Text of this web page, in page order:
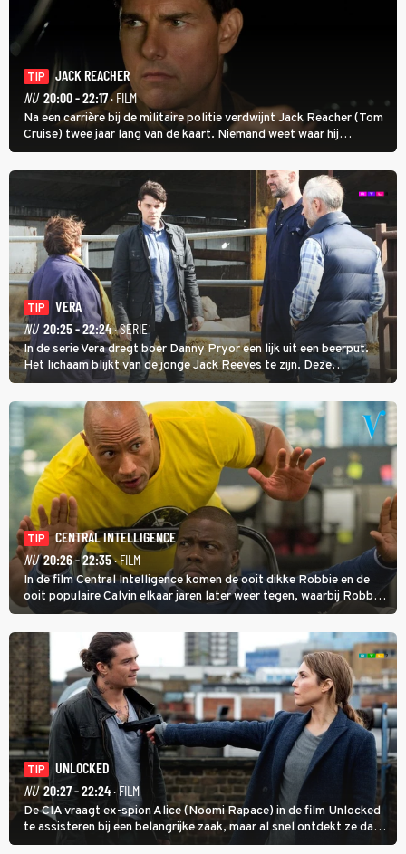
TIP
JACK REACHER
NU 20:00 - 22:17· FILM
Na een carrière bij de militaire politie verdwijnt Jack Reacher (Tom
Cruise) twee jaar lang van de kaart. Niemand weet waar hij
uithangt, totdat moordverdachte James Barr naar hem vraagt.
TIP
VERA
NU 20:25 - 22:24· SERIE
In de serie Vera dregt boer Danny Pryor een lijk uit een beerput.
Het lichaam blijkt van de jonge Jack Reeves te zijn. Deze
homoseksuele woonwagenbewoner had gebroken met zijn familie
en verliet het kamp met slaande ruzie.
TIP
CENTRAL INTELLIGENCE
NU 20:26 - 22:35· FILM
In de film Central Intelligence komen de ooit dikke Robbie en de
ooit populaire Calvin elkaar jaren later weer tegen, waarbij Robbie,
inmiddels supergespierd en werkzaam voor de CIA, Calvins hulp
goed kan gebruiken.
TIP
UNLOCKED
NU 20:27 - 22:24· FILM
De CIA vraagt ex-spion Alice (Noomi Rapace) in de film Unlocked
te assisteren bij een belangrijke zaak, maar al snel ontdekt ze dat
degene die haar aanstelde kwade bedoelingen heeft.